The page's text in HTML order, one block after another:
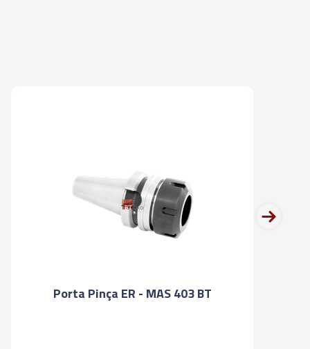
Porta Pinça ER - MAS 403 BT
next